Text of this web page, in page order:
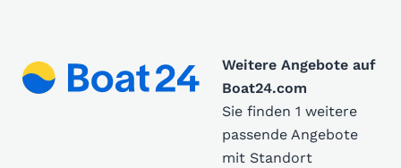
Weitere Angebote auf
Boat24.com
Sie finden 1 weitere
passende Angebote
mit Standort